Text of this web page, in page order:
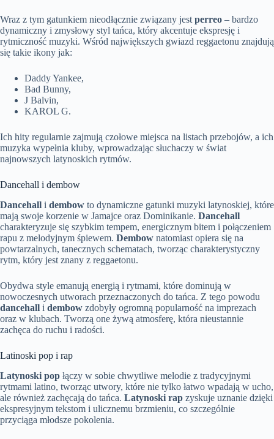
Wraz z tym gatunkiem nieodłącznie związany jest perreo – bardzo
dynamiczny i zmysłowy styl tańca, który akcentuje ekspresję i
rytmiczność muzyki. Wśród największych gwiazd reggaetonu znajdują
się takie ikony jak:
Daddy Yankee,
Bad Bunny,
J Balvin,
KAROL G.
Ich hity regularnie zajmują czołowe miejsca na listach przebojów, a ich
muzyka wypełnia kluby, wprowadzając słuchaczy w świat
najnowszych latynoskich rytmów.
Dancehall i dembow
Dancehall i dembow to dynamiczne gatunki muzyki latynoskiej, które
mają swoje korzenie w Jamajce oraz Dominikanie. Dancehall
charakteryzuje się szybkim tempem, energicznym bitem i połączeniem
rapu z melodyjnym śpiewem. Dembow natomiast opiera się na
powtarzalnych, tanecznych schematach, tworząc charakterystyczny
rytm, który jest znany z reggaetonu.
Obydwa style emanują energią i rytmami, które dominują w
nowoczesnych utworach przeznaczonych do tańca. Z tego powodu
dancehall i dembow zdobyły ogromną popularność na imprezach
oraz w klubach. Tworzą one żywą atmosferę, która nieustannie
zachęca do ruchu i radości.
Latinoski pop i rap
Latynoski pop łączy w sobie chwytliwe melodie z tradycyjnymi
rytmami latino, tworząc utwory, które nie tylko łatwo wpadają w ucho,
ale również zachęcają do tańca. Latynoski rap zyskuje uznanie dzięki
ekspresyjnym tekstom i ulicznemu brzmieniu, co szczególnie
przyciąga młodsze pokolenia.